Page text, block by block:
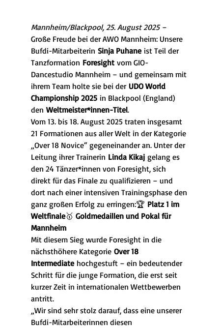
Mannheim/Blackpool, 25. August 2025 –
Große Freude bei der AWO Mannheim: Unsere
Bufdi-Mitarbeiterin Sinja Puhane ist Teil der
Tanzformation Foresight vom GIO-
Dancestudio Mannheim – und gemeinsam mit
ihrem Team holte sie bei der UDO World
Championship 2025 in Blackpool (England)
den Weltmeister*innen-Titel.
Vom 13. bis 18. August 2025 traten insgesamt
21 Formationen aus aller Welt in der Kategorie
„Over 18 Novice“ gegeneinander an. Unter der
Leitung ihrer Trainerin Linda Kikaj gelang es
den 24 Tänzer*innen von Foresight, sich
direkt für das Finale zu qualifizieren – und
dort nach einer intensiven Trainingsphase den
ganz großen Erfolg zu erringen:🏆 Platz 1 im
Weltfinale🥇 Goldmedaillen und Pokal für
Mannheim
Mit diesem Sieg wurde Foresight in die
nächsthöhere Kategorie Over 18
Intermediate hochgestuft – ein bedeutender
Schritt für die junge Formation, die erst seit
kurzer Zeit in internationalen Wettbewerben
antritt.
„Wir sind sehr stolz darauf, dass eine unserer
Bufdi-Mitarbeiterinnen diesen